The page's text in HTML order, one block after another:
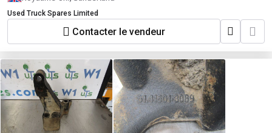
Used Truck Spares Limited
Contacter le vendeur